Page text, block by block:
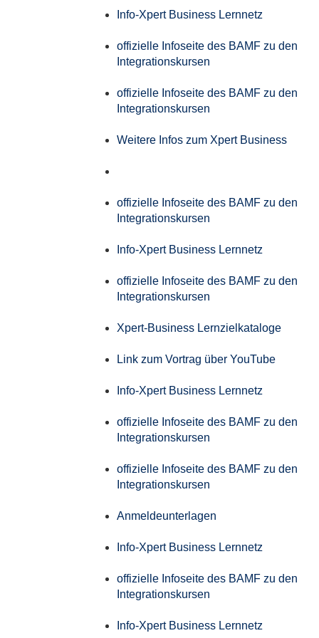
Info-Xpert Business Lernnetz
offizielle Infoseite des BAMF zu den
Integrationskursen
offizielle Infoseite des BAMF zu den
Integrationskursen
Weitere Infos zum Xpert Business
offizielle Infoseite des BAMF zu den
Integrationskursen
Info-Xpert Business Lernnetz
offizielle Infoseite des BAMF zu den
Integrationskursen
Xpert-Business Lernzielkataloge
Link zum Vortrag über YouTube
Info-Xpert Business Lernnetz
offizielle Infoseite des BAMF zu den
Integrationskursen
offizielle Infoseite des BAMF zu den
Integrationskursen
Anmeldeunterlagen
Info-Xpert Business Lernnetz
offizielle Infoseite des BAMF zu den
Integrationskursen
Info-Xpert Business Lernnetz